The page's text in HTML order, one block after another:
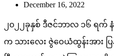
December 16, 2022
၂၀၂၂ခုနှစ် ဒီဇင်ဘာလ ၁၆ ရ
က သားလေး ဇွဲဝေယံထွန်းအား ပြ